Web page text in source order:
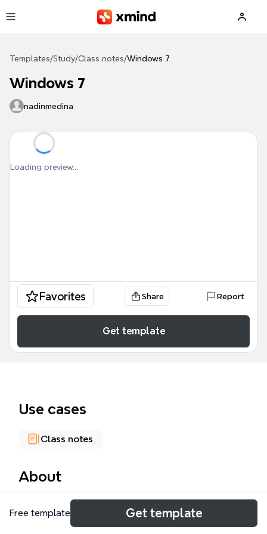
Templates/Study/Class notes/Windows 7
Windows 7
nadinmedina
Loading preview...
Favorites Share Report
Get template
Use cases
Class notes
About
El mapa mental de Windows 7 es un resumen visual
de las novedades y mejoras del sistema operativo,
Free template Get template